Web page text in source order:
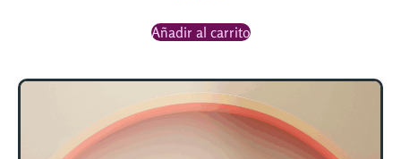
Añadir al carrito